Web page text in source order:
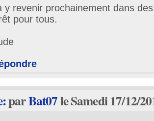
y revenir prochainement dans
pour tous.
parBat07le Samedi 17/12/